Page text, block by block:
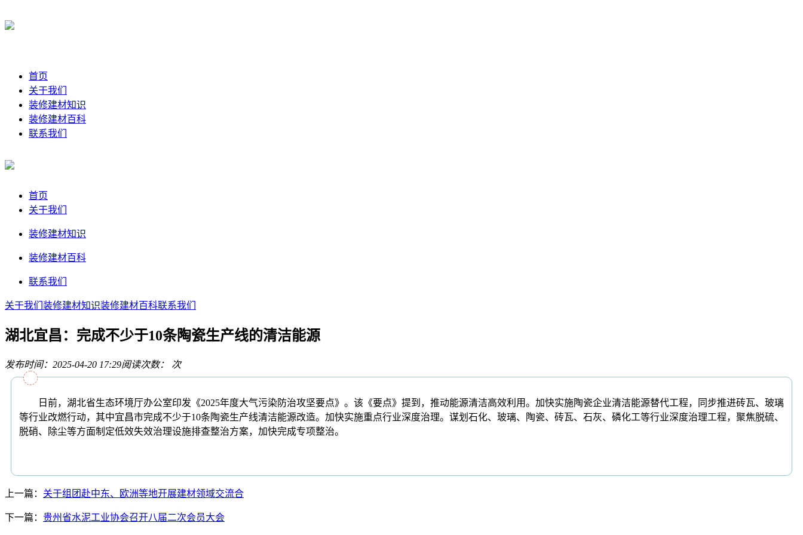
首页
关于我们
装修建材知识
装修建材百科
联系我们
首页
关于我们
装修建材知识
装修建材百科
联系我们
关于我们 装修建材知识装修建材百科联系我们
湖北宜昌：完成不少于10条陶瓷生产线的清洁能源
发布时间：2025-04-20 17:29阅读次数： 次
日前，湖北省生态环境厅办公室印发《2025年度大气污染防治攻坚要点》。该《要点》提到，推动能源清洁高效利用。加快实施陶瓷企业清洁能源替代工程，同步推进砖瓦、玻璃
等行业改燃行动，其中宜昌市完成不少于10条陶瓷生产线清洁能源改造。加快实施重点行业深度治理。谋划石化、玻璃、陶瓷、砖瓦、石灰、磷化工等行业深度治理工程，聚焦脱硫、
脱硝、除尘等方面制定低效失效治理设施排查整治方案，加快完成专项整治。
上一篇： 关于组团赴中东、欧洲等地开展建材领域交流合
下一篇： 贵州省水泥工业协会召开八届二次会员大会